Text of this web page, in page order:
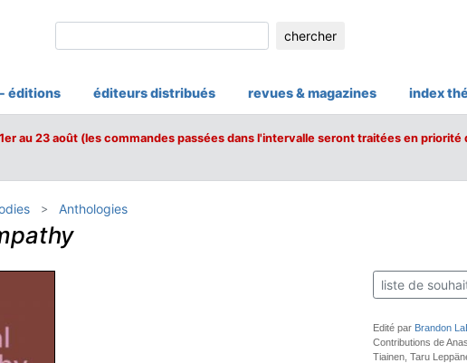
chercher
éditions éditeurs distribués revues & magazines index
au 23 août (les commandes passées dans l'intervalle seront traitées en
Anthologies
liste de
Edité par Brandon
Contributions de
Tiainen, Taru